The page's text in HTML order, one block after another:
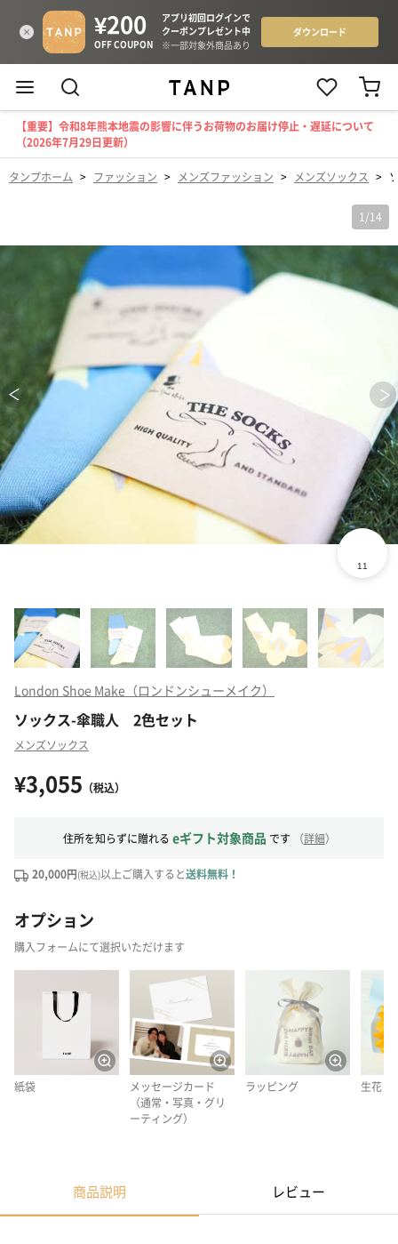
【重要】令和8年熊本地震の影響に伴うお荷物のお届け停止・遅延について
（2026年7月29日更新）
タンプホーム > ファッション > メンズファッション > メンズソックス >
1 /14
London Shoe Make（ロンドンシューメイク）
ソックス-傘職人 2色セット
メンズソックス
¥3,055 （税込）
住所を知らずに贈れる eギフト対象商品 です （詳細）
20,000円(税込)以上ご購入すると送料無料！
オプション
購入フォームにて選択いただけます
紙袋
メッセージカード
（通常・写真・グリ
ーティング）
ラッピング 生花
商品説明 レビュー